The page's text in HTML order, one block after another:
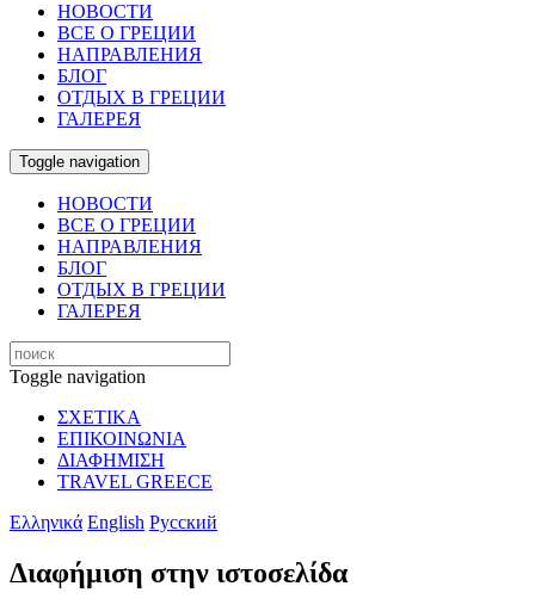
НОВОСТИ
ВСЕ О ГРЕЦИИ
НАПРАВЛЕНИЯ
БЛОГ
ОТДЫХ В ГРЕЦИИ
ГАЛЕРЕЯ
Toggle navigation
НОВОСТИ
ВСЕ О ГРЕЦИИ
НАПРАВЛЕНИЯ
БЛОГ
ОТДЫХ В ГРЕЦИИ
ГАЛЕРЕЯ
Toggle navigation
ΣΧΕΤΙΚΑ
ΕΠΙΚΟΙΝΩΝΙΑ
ΔΙΑΦΗΜΙΣΗ
TRAVEL GREECE
Ελληνικά English Русский
Διαφήμιση στην ιστοσελίδα